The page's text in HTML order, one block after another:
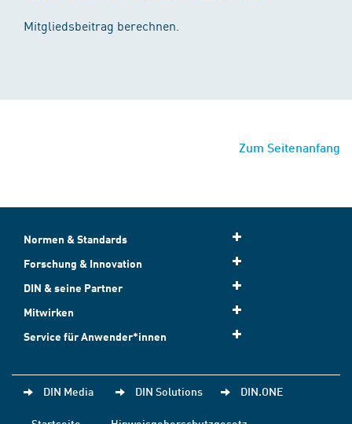
Mitgliedsbeitrag berechnen.
Zum Seitenanfang
Normen & Standards
Forschung & Innovation
DIN & seine Partner
Mitwirken
Service für Anwender*innen
DIN Media DIN Solutions DIN.ONE